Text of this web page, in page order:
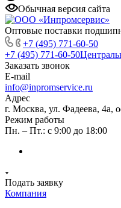
Обычная версия сайта
Оптовые поставки
+7 (495) 771-60-50
+7 (495) 771-60-50
Заказать звонок
E-mail
info@inpromservice.ru
Адрес
г. Москва, ул. Фадеева, 4а,
Режим работы
Пн. – Пт.: с 9:00 до 18:00
Подать заявку
Компания